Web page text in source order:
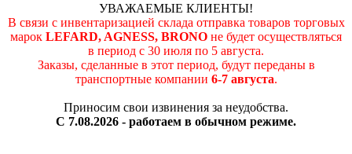
УВАЖАЕМЫЕ КЛИЕНТЫ!
В связи с инвентаризацией склада отправка товаров торговых
марок LEFARD, AGNESS, BRONO не будет осуществляться
в период c 30 июля по 5 августа.
Заказы, сделанные в этот период, будут переданы в
транспортные компании 6-7 августа.
Приносим свои извинения за неудобства.
С 7.08.2026 - работаем в обычном режиме.